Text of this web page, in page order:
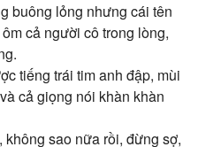
buông lỏng nhưng cái tên
cả người cô trong lòng,
tiếng trái tim anh đập, mùi
cả giọng nói khàn khàn
không sao nữa rồi, đừng sợ,